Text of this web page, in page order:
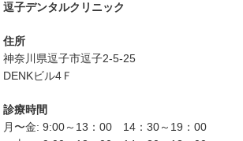
逗子デンタルクリニック
住所
神奈川県逗子市逗子2-5-25
DENKビル4Ｆ
診療時間
月〜金: 9:00～13：00 14：30～19：00